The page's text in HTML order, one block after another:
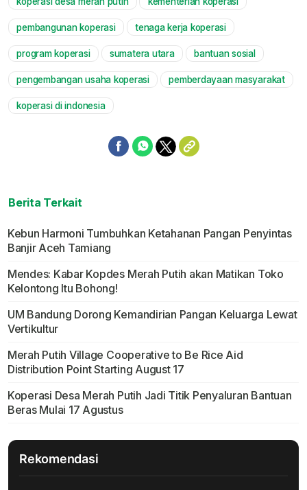
pembangunan koperasi tenaga kerja koperasi
program koperasi sumatera utara bantuan sosial
pengembangan usaha koperasi pemberdayaan masyarakat
koperasi di indonesia
Berita Terkait
Kebun Harmoni Tumbuhkan Ketahanan Pangan Penyintas
Banjir Aceh Tamiang
Mendes: Kabar Kopdes Merah Putih akan Matikan Toko
Kelontong Itu Bohong!
UM Bandung Dorong Kemandirian Pangan Keluarga Lewat
Vertikultur
Merah Putih Village Cooperative to Be Rice Aid
Distribution Point Starting August 17
Koperasi Desa Merah Putih Jadi Titik Penyaluran Bantuan
Beras Mulai 17 Agustus
Rekomendasi